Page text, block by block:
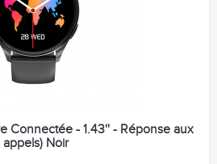
Connectée - 1.43'' - Réponse aux
appels) Noir